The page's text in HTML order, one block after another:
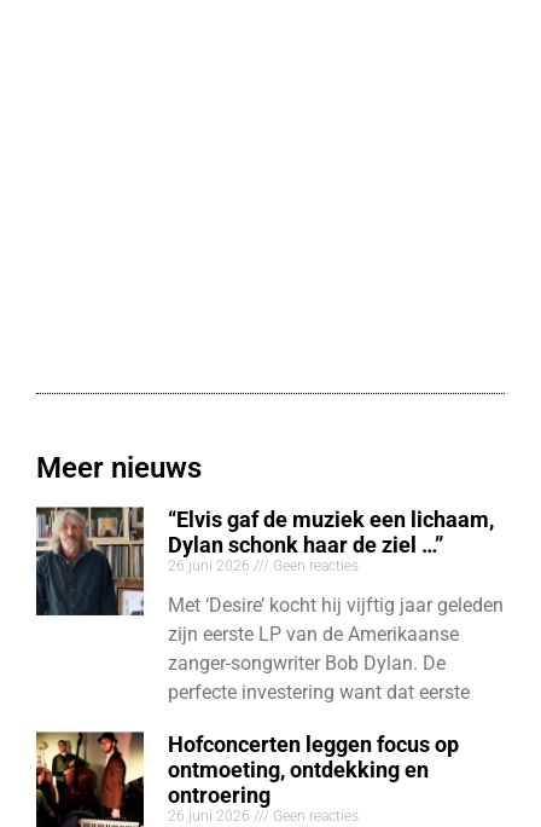
Meer nieuws
“Elvis gaf de muziek een lichaam,
Dylan schonk haar de ziel …”
26 juni 2026 Geen reacties
Met ‘Desire’ kocht hij vijftig jaar geleden
zijn eerste LP van de Amerikaanse
zanger-songwriter Bob Dylan. De
perfecte investering want dat eerste
Hofconcerten leggen focus op
ontmoeting, ontdekking en
ontroering
26 juni 2026 Geen reacties